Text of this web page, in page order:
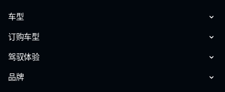
车型
订购车型
驾驭体验
品牌